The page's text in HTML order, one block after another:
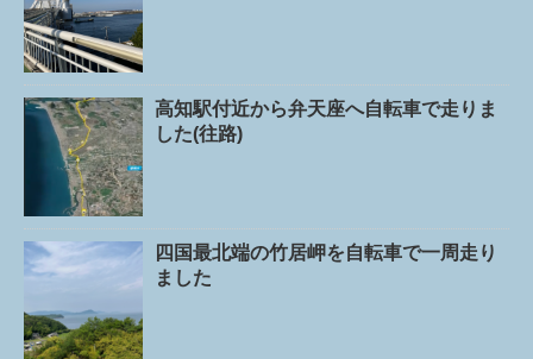
高知駅付近から弁天座へ自転車で走りま
した(往路)
四国最北端の竹居岬を自転車で一周走り
ました